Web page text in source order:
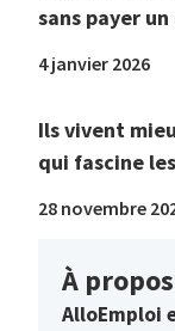
sans payer
4 janvier 2026
Ils vivent
qui fascine
28 novembre
À propos
AlloEmploi